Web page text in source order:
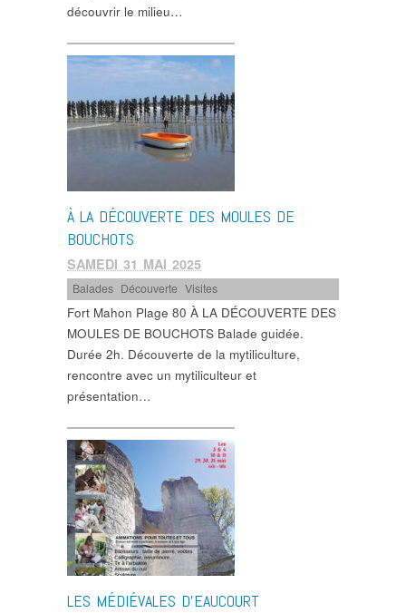
découvrir le milieu…
À LA DÉCOUVERTE DES MOULES DE
BOUCHOTS
SAMEDI 31 MAI 2025
Balades Découverte ,Visites
Fort Mahon Plage 80 À LA DÉCOUVERTE DES
MOULES DE BOUCHOTS Balade guidée.
Durée 2h. Découverte de la mytiliculture,
rencontre avec un mytiliculteur et
présentation…
LES MÉDIÉVALES D’EAUCOURT